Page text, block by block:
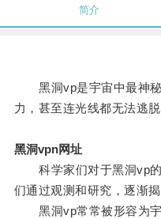
简介
黑洞vp是宇宙中最神秘
力，甚至连光线都无法逃脱
黑洞vpn网址
科学家们对于黑洞vp的
们通过观测和研究，逐渐
黑洞vp常常被形容为宇